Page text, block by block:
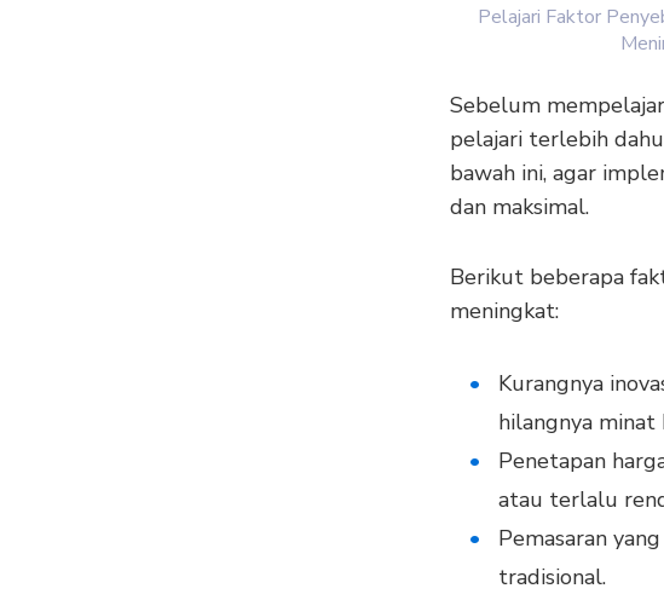
Pelajari Faktor
Sebelum
pelajari terlebih
bawah ini, agar
dan maksimal.
Berikut beberapa
meningkat:
Kurangnya
hilangnya
Penetapan
atau terlalu
Pemasaran
tradisional.